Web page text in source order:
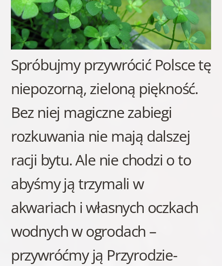
Spróbujmy przywrócić Polsce tę
niepozorną, zieloną piękność.
Bez niej magiczne zabiegi
rozkuwania nie mają dalszej
racji bytu. Ale nie chodzi o to
abyśmy ją trzymali w
akwariach i własnych oczkach
wodnych w ogrodach –
przywróćmy ją Przyrodzie-